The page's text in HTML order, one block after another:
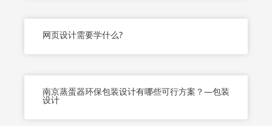
网页设计需要学什么?
南京蒸蛋器环保包装设计有哪些可行方案？—包装
设计